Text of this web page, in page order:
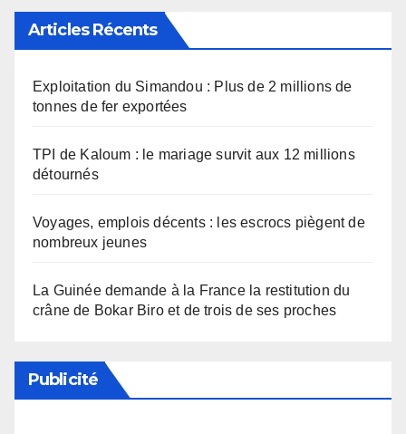
Articles Récents
Exploitation du Simandou : Plus de 2 millions de
tonnes de fer exportées
TPI de Kaloum : le mariage survit aux 12 millions
détournés
Voyages, emplois décents : les escrocs piègent de
nombreux jeunes
La Guinée demande à la France la restitution du
crâne de Bokar Biro et de trois de ses proches
Publicité